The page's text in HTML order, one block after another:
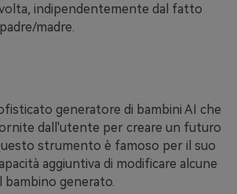
indipendentemente dal fatto
madre.
generatore di bambini AI che
dall'utente per creare un futuro
strumento è famoso per il suo
aggiuntiva di modificare alcune
generato.